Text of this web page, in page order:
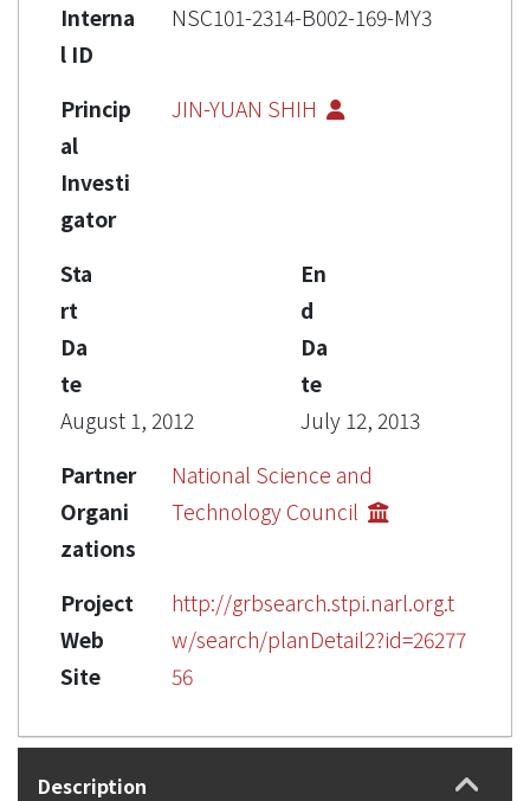
Interna
l ID
NSC101-2314-B002-169-MY3
Princip
al
Investi
gator
JIN-YUAN SHIH
Sta
rt
Da
te
August 1, 2012
En
d
Da
te
July 12, 2013
Partner
Organi
zations
National Science and
Technology Council
Project
Web
Site
http://grbsearch.stpi.narl.org.t
w/search/planDetail2?id=26277
56
Description